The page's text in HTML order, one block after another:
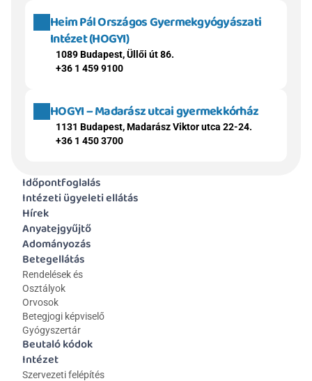
Heim Pál Országos Gyermekgyógyászati
Intézet (HOGYI)
1089 Budapest, Üllői út 86.
+36 1 459 9100
HOGYI – Madarász utcai gyermekkórház
1131 Budapest, Madarász Viktor utca 22-24.
+36 1 450 3700
Időpontfoglalás
Intézeti ügyeleti ellátás
Hírek
Anyatejgyűjtő
Adományozás
Betegellátás
Rendelések és
Osztályok
Orvosok
Betegjogi képviselő
Gyógyszertár
Beutaló kódok
Intézet
Szervezeti felépítés